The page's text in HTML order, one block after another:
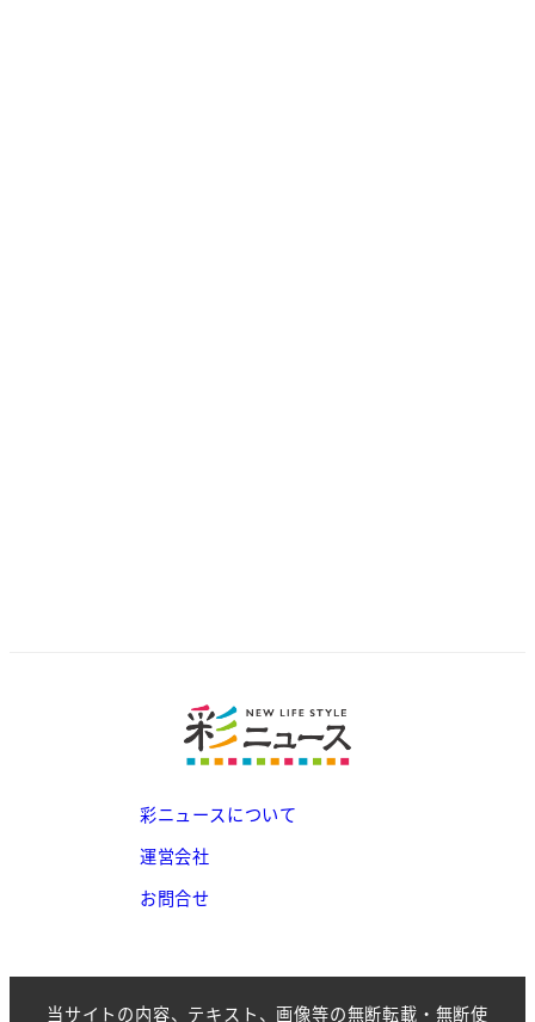
彩ニュースについて
運営会社
お問合せ
当サイトの内容、テキスト、画像等の無断転載・無断使